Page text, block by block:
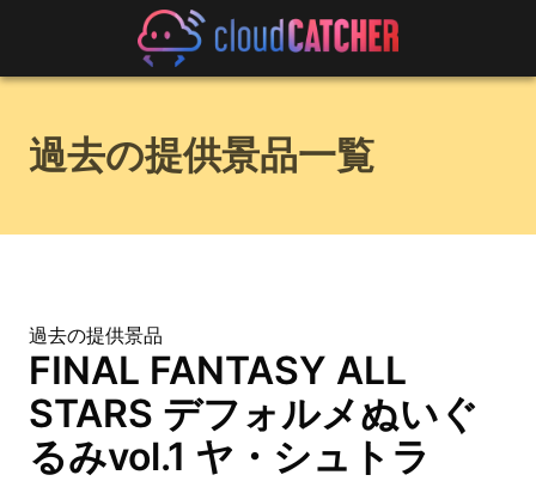
過去の提供景品一覧
過去の提供景品
FINAL FANTASY ALL
STARS デフォルメぬいぐ
るみvol.1 ヤ・シュトラ